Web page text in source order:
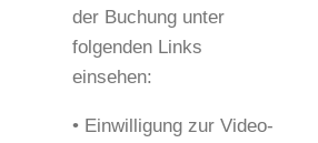
der Buchung unter
folgenden Links
einsehen:
• Einwilligung zur Video-